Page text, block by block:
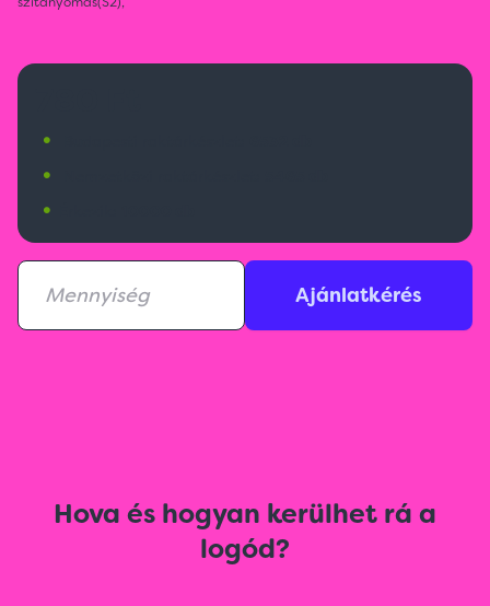
•
•
•
Ajánlatkérés
Hova és hogyan kerülhet rá a
logód?